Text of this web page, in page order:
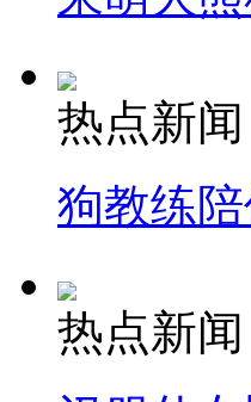
热点新闻
狗教练
热点新闻